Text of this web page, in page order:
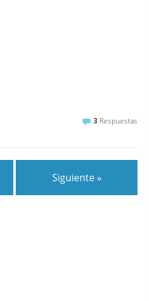
3 Respuestas
Siguiente »